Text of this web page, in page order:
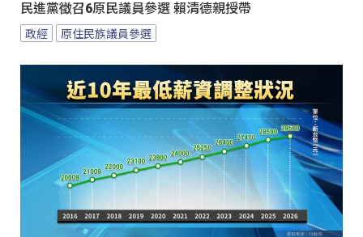
民進黨徵召6原民議員參選 賴清德親授帶
政經 原住民族議員參選